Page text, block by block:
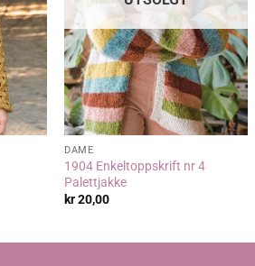
DAME
1904 Enkeltoppskrift nr 4
Palettjakke
kr20,00